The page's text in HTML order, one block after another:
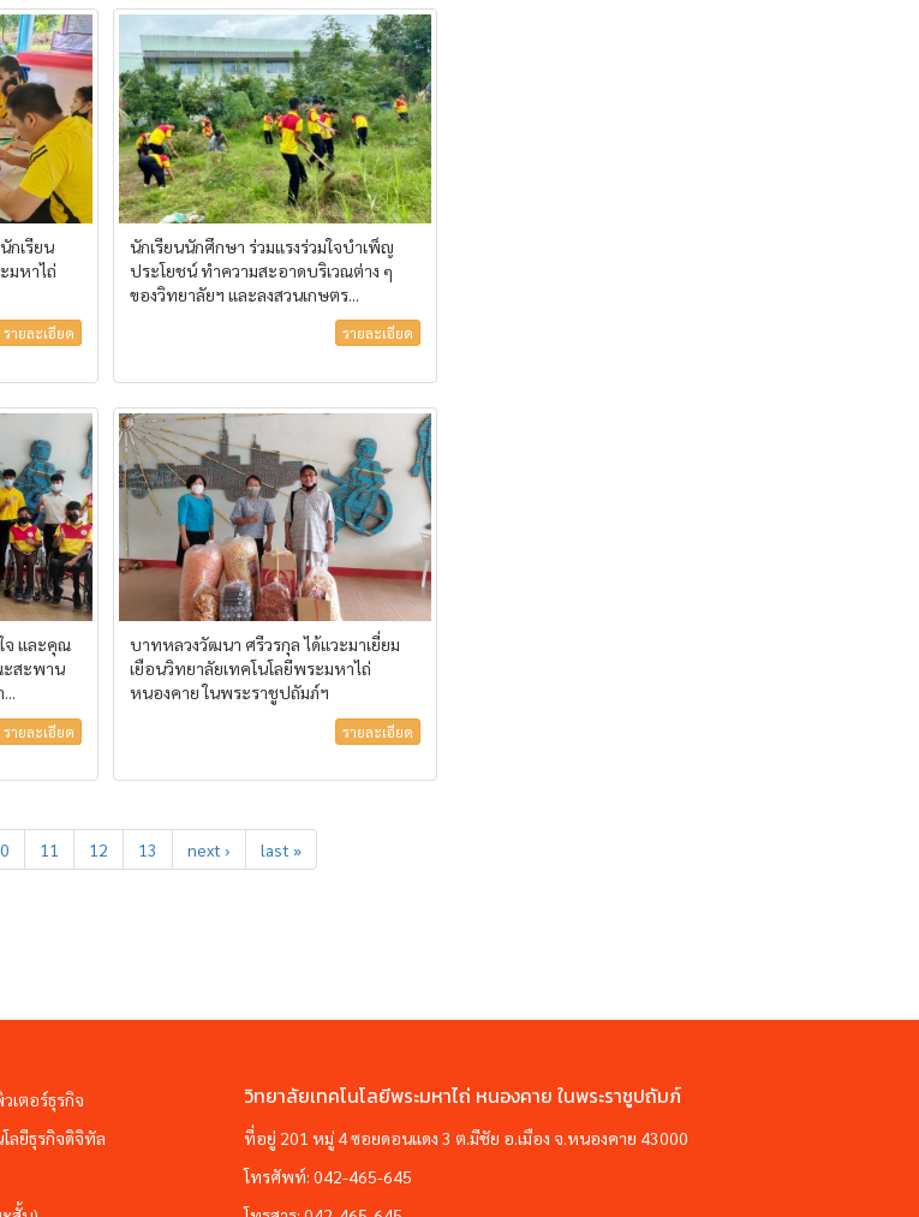
กเรียน
มหาไถ่
รายละเอียด
นักเรียนนักศึกษา ร่วมแรงร่วมใจบำเพ็ญ
ประโยชน์ ทำความสะอาดบริเวณต่าง ๆ
ของวิทยาลัยฯ และลงสวนเกษตร...
รายละเอียด
จ และคุณ
สะพาน
รายละเอียด
บาทหลวงวัฒนา ศรีวรกุล ได้แวะมาเยี่ยม
เยือนวิทยาลัยเทคโนโลยีพระมหาไถ่
หนองคาย ในพระราชูปถัมภ์ฯ
รายละเอียด
11 12 13 next › last »
เตอร์ธุรกิจ
ลยีธุรกิจดิจิทัล
วิทยาลัยเทคโนโลยีพระมหาไถ่ หนองคาย ในพระราชูปถัมภ์
ที่อยู่ 201 หมู่ 4 ซอยดอนแดง 3 ต.มีชัย อ.เมือง จ.หนองคาย 43000
โทรศัพท์: 042-465-645